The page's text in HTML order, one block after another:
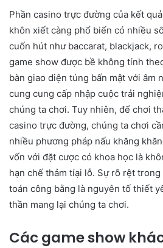
Phần casino trực đường của kết
khôn xiết càng phổ biến có nhiều
cuốn hút như baccarat, blackjack,
game show được bề không tính
bàn giao diện túng bấn mật với âm
cung cung cấp nhập cuộc trải
chúng ta chơi. Tuy nhiên, để chơi
casino trực đường, chúng ta chơi
nhiều phương pháp nấu khăng
vốn với đặt cược có khoa học là
hạn chế thảm tíại lỗ. Sự rõ rệt
toán công bằng là nguyên tố thiết
thần mang lại chúng ta chơi.
Các game show